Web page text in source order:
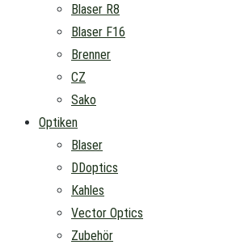
Blaser R8
Blaser F16
Brenner
CZ
Sako
Optiken
Blaser
DDoptics
Kahles
Vector Optics
Zubehör